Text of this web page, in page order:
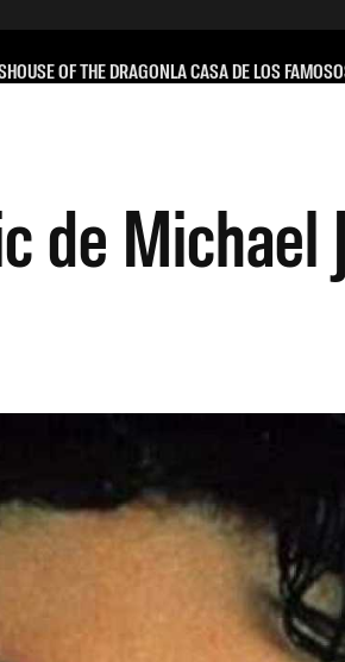
HOUSE OF THE DRAGONLA CASA DE LOS
de Michael